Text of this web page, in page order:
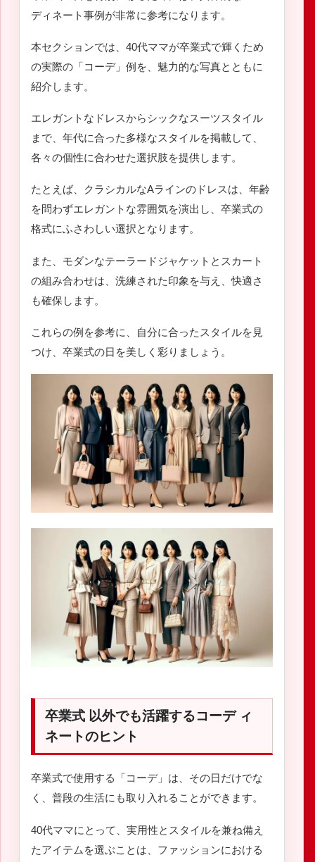
ディネート事例が非常に参考になります。
本セクションでは、40代ママが卒業式で輝くため
の実際の「コーデ」例を、魅力的な写真とともに
紹介します。
エレガントなドレスからシックなスーツスタイル
まで、年代に合った多様なスタイルを掲載して、
各々の個性に合わせた選択肢を提供します。
たとえば、クラシカルなAラインのドレスは、年齢
を問わずエレガントな雰囲気を演出し、卒業式の
格式にふさわしい選択となります。
また、モダンなテーラードジャケットとスカート
の組み合わせは、洗練された印象を与え、快適さ
も確保します。
これらの例を参考に、自分に合ったスタイルを見
つけ、卒業式の日を美しく彩りましょう。
卒業式 以外でも活躍するコーデ ィ
ネートのヒント
卒業式で使用する「コーデ」は、その日だけでな
く、普段の生活にも取り入れることができます。
40代ママにとって、実用性とスタイルを兼ね備え
たアイテムを選ぶことは、ファッションにおける